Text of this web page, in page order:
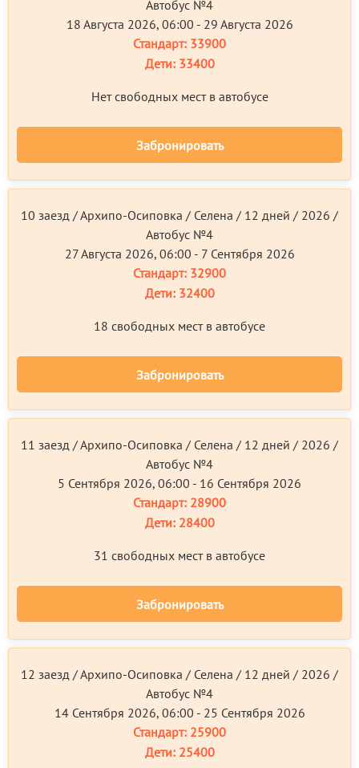
Автобус №4
18 Августа 2026, 06:00 - 29 Августа 2026
Стандарт: 33900
Дети:33400
Нет свободных мест в автобусе
Забронировать
10 заезд / Архипо-Осиповка / Селена / 12 дней / 2026 /
Автобус №4
27 Августа 2026, 06:00 - 7 Сентября 2026
Стандарт: 32900
Дети:32400
18 свободных мест в автобусе
Забронировать
11 заезд / Архипо-Осиповка / Селена / 12 дней / 2026 /
Автобус №4
5 Сентября 2026, 06:00 - 16 Сентября 2026
Стандарт: 28900
Дети:28400
31 свободных мест в автобусе
Забронировать
12 заезд / Архипо-Осиповка / Селена / 12 дней / 2026 /
Автобус №4
14 Сентября 2026, 06:00 - 25 Сентября 2026
Стандарт: 25900
Дети:25400